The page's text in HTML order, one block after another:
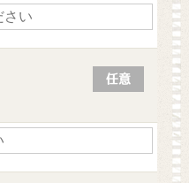
任意